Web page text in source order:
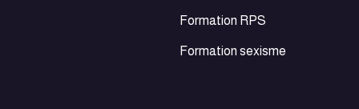
Formation RPS
Formation sexisme